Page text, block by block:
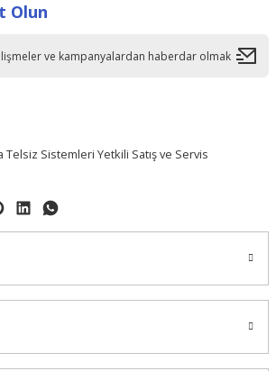
Olun
Sistemleri Yetkili Satış ve Servis